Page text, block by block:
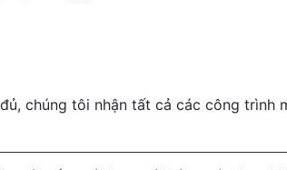
chúng tôi nhận tất cả các công trình